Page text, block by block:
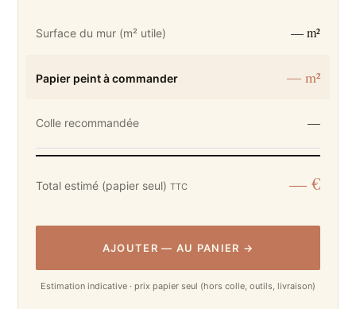
Surface du mur (m² utile) — m²
Papier peint à commander — m²
Colle recommandée —
Total estimé (papier seul)TTC — €
AJOUTER— AU PANIER →
Estimation indicative · prix papier seul (hors colle, outils, livraison)